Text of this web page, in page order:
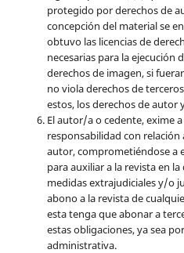
protegido por derechos de
concepción del material se
obtuvo las licencias de
necesarias para la ejecución
derechos de imagen, si
no viola derechos de
estos, los derechos de autor
El autor/a o cedente, exime
responsabilidad con
autor, comprometiéndose a
para auxiliar a la revista en
medidas extrajudiciales y/o
abono a la revista de
esta tenga que abonar a
estas obligaciones, ya sea
administrativa.